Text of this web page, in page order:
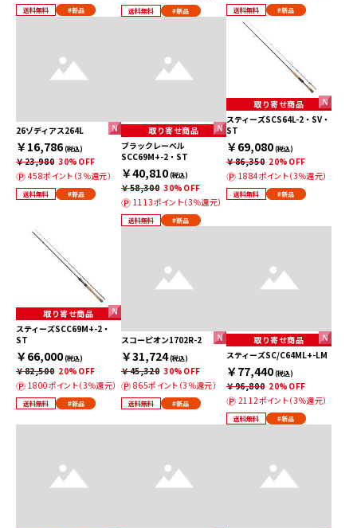
送料無料 #新品 送料無料 #新品 送料無料 #新品
26ゾディアス264L
￥16,786(税込)
￥23,980 30%OFF
458ポイント（3％還元）
送料無料 #新品
取り寄せ商品
ブラックレーベル
SCC69M+-2・ST
￥40,810(税込)
￥58,300 30%OFF
1113ポイント（3％還元）
送料無料 #新品
取り寄せ商品
スティーズSCS64L-2・SV・
ST
￥69,080(税込)
￥86,350 20%OFF
1884ポイント（3％還元）
送料無料 #新品
取り寄せ商品
スティーズSCC69M+-2・
ST
￥66,000(税込)
￥82,500 20%OFF
1800ポイント（3％還元）
送料無料 #新品
スコーピオン1702R-2
￥31,724(税込)
￥45,320 30%OFF
865ポイント（3％還元）
送料無料 #新品
取り寄せ商品
スティーズSC/C64ML+-LM
￥77,440(税込)
￥96,800 20%OFF
2112ポイント（3％還元）
送料無料 #新品